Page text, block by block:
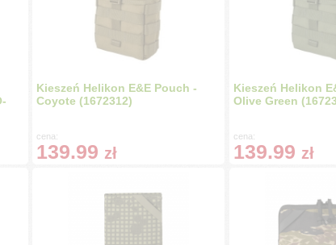
Kieszeń Helikon E&E Pouch -
Coyote (1672312)
cena:
139.99 zł
Kieszeń Helikon
Olive Green
cena:
139.99 zł